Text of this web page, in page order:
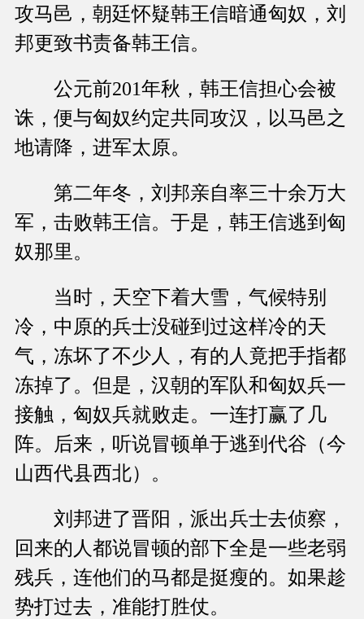
攻马邑，朝廷怀疑韩王信暗通匈奴，刘
邦更致书责备韩王信。
公元前201年秋，韩王信担心会被
诛，便与匈奴约定共同攻汉，以马邑之
地请降，进军太原。
第二年冬，刘邦亲自率三十余万大
军，击败韩王信。于是，韩王信逃到匈
奴那里。
当时，天空下着大雪，气候特别
冷，中原的兵士没碰到过这样冷的天
气，冻坏了不少人，有的人竟把手指都
冻掉了。但是，汉朝的军队和匈奴兵一
接触，匈奴兵就败走。一连打赢了几
阵。后来，听说冒顿单于逃到代谷（今
山西代县西北）。
刘邦进了晋阳，派出兵士去侦察，
回来的人都说冒顿的部下全是一些老弱
残兵，连他们的马都是挺瘦的。如果趁
势打过去，准能打胜仗。